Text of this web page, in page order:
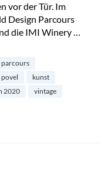
vor der Tür. Im
Design Parcours
die IMI Winery …
Funzel und Jonas
parcours
povel
kunst
2020
vintage